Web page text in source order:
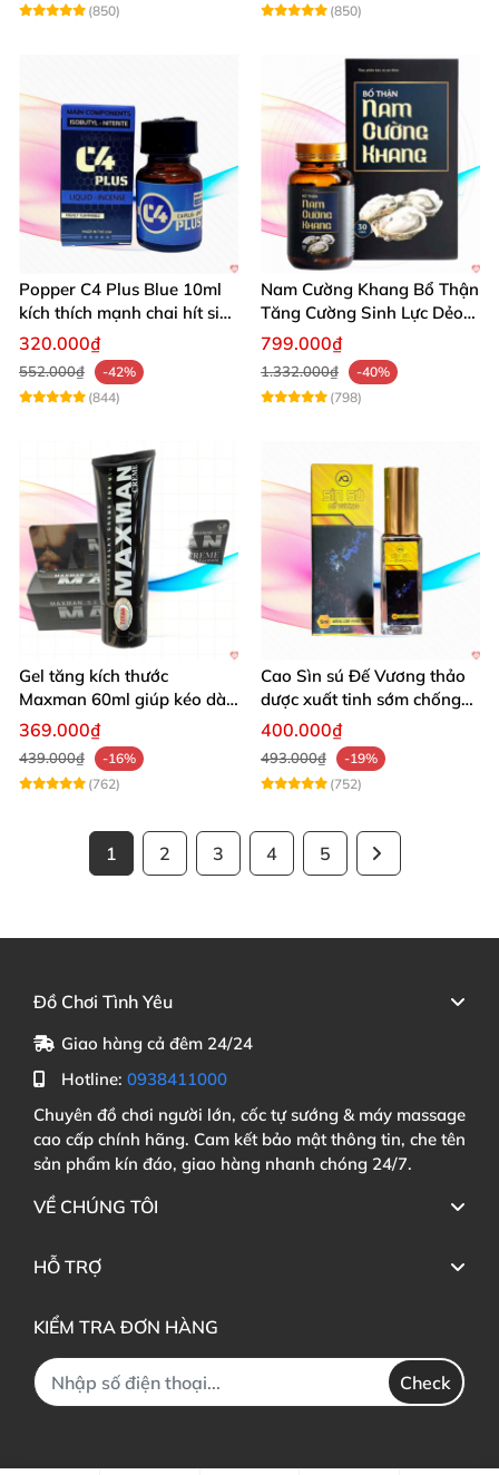
(850)
(850)
Popper C4 Plus Blue 10ml
kích thích mạnh chai hít siêu
đỉnh
320.000₫
552.000₫
-42%
(844)
Nam Cường Khang Bổ Thận
Tăng Cường Sinh Lực Dẻo
Dai Mạnh Mẽ
799.000₫
1.332.000₫
-40%
(798)
Gel tăng kích thước
Maxman 60ml giúp kéo dài
thời gian quan hệ hiệu quả
369.000₫
439.000₫
-16%
(762)
Cao Sìn sú Đế Vương thảo
dược xuất tinh sớm chống
hiệu quả nhất
400.000₫
493.000₫
-19%
(752)
1 2 3 4 5
Đồ Chơi Tình Yêu
Giao hàng cả đêm 24/24
Hotline: 0938411000
Chuyên đồ chơi người lớn, cốc tự sướng & máy massage
cao cấp chính hãng. Cam kết bảo mật thông tin, che tên
sản phẩm kín đáo, giao hàng nhanh chóng 24/7.
VỀ CHÚNG TÔI
HỖ TRỢ
KIỂM TRA ĐƠN HÀNG
Check